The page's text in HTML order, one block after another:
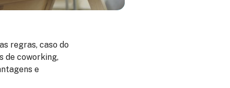
regras, caso do
de coworking,
e